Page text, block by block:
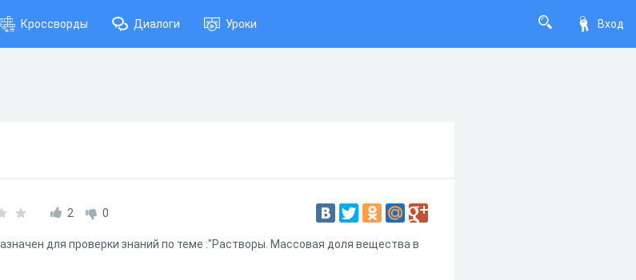
Вход
Кроссворды Диалоги Уроки
2 0
для проверки знаний по теме :"Растворы. Массовая доля вещества в